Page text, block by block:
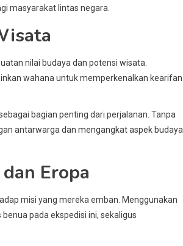
masyarakat lintas negara.
nilai budaya dan potensi wisata.
wahana untuk memperkenalkan kearifan
bagian penting dari perjalanan. Tanpa
antarwarga dan mengangkat aspek budaya
Eropa
misi yang mereka emban. Menggunakan
pada ekspedisi ini, sekaligus